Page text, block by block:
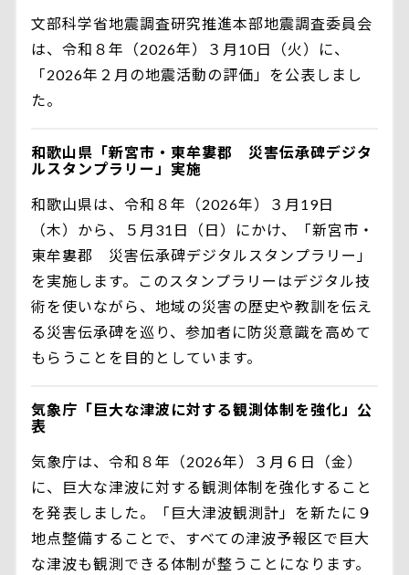
文部科学省地震調査研究推進本部地震調査委員会
は、令和８年（2026年）３月10日（火）に、
「2026年２月の地震活動の評価」を公表しまし
た。
和歌山県「新宮市・東牟婁郡 災害伝承碑デジタ
ルスタンプラリー」実施
和歌山県は、令和８年（2026年）３月19日
（木）から、５月31日（日）にかけ、「新宮市・
東牟婁郡 災害伝承碑デジタルスタンプラリー」
を実施します。このスタンプラリーはデジタル技
術を使いながら、地域の災害の歴史や教訓を伝え
る災害伝承碑を巡り、参加者に防災意識を高めて
もらうことを目的としています。
気象庁「巨大な津波に対する観測体制を強化」公
表
気象庁は、令和８年（2026年）３月６日（金）
に、巨大な津波に対する観測体制を強化すること
を発表しました。「巨大津波観測計」を新たに９
地点整備することで、すべての津波予報区で巨大
な津波も観測できる体制が整うことになります。